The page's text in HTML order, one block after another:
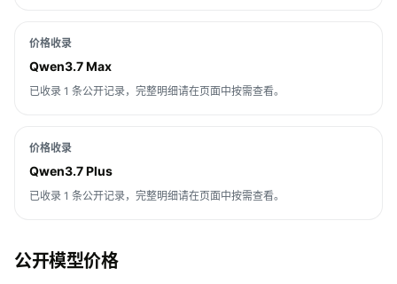
价格收录
Qwen3.7 Max
已收录 1 条公开记录，完整明细请在页面中按需查看。
价格收录
Qwen3.7 Plus
已收录 1 条公开记录，完整明细请在页面中按需查看。
公开模型价格